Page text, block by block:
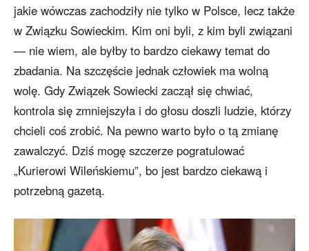
jakie wówczas zachodziły nie tylko w Polsce, lecz także
w Związku Sowieckim. Kim oni byli, z kim byli związani
— nie wiem, ale byłby to bardzo ciekawy temat do
zbadania. Na szczęście jednak człowiek ma wolną
wolę. Gdy Związek Sowiecki zaczął się chwiać,
kontrola się zmniejszyła i do głosu doszli ludzie, którzy
chcieli coś zrobić. Na pewno warto było o tą zmianę
zawalczyć. Dziś mogę szczerze pogratulować
„Kurierowi Wileńskiemu”, bo jest bardzo ciekawą i
potrzebną gazetą.